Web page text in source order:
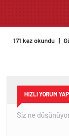
HIZLI YORUM YAP